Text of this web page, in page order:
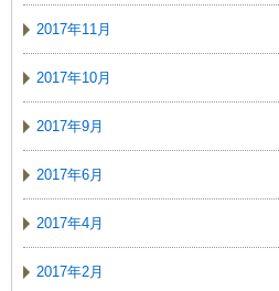
2017年11月
2017年10月
2017年9月
2017年6月
2017年4月
2017年2月